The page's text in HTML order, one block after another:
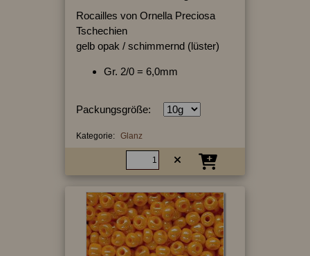
Rocailles von Ornella Preciosa
Tschechien
gelb opak / schimmernd (lüster)
Gr. 2/0 = 6,0mm
Packungsgröße:
Kategorie: Glanz